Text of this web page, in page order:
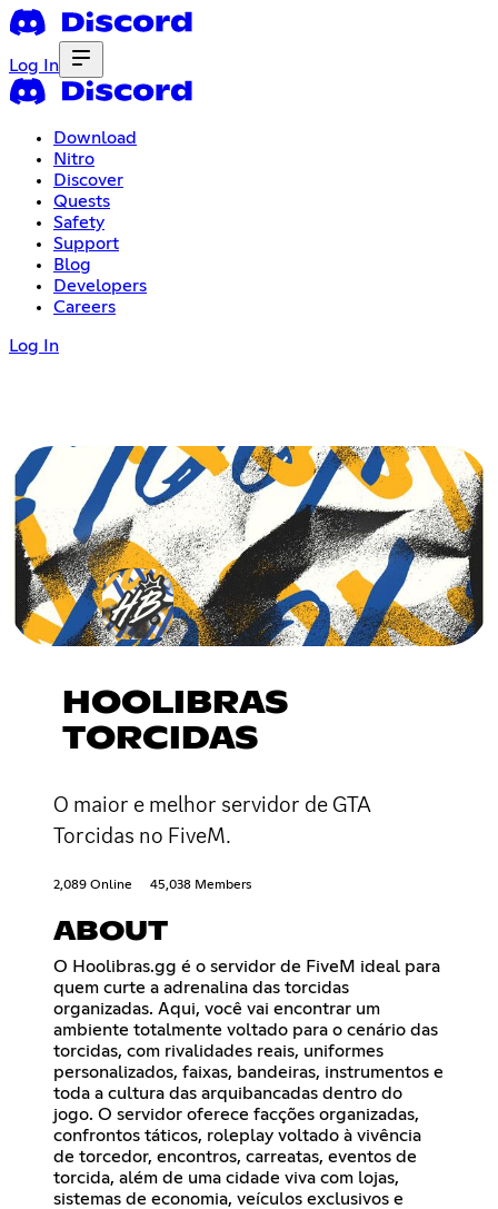
Log In
Download
Nitro
Discover
Quests
Safety
Support
Blog
Developers
Careers
Log In
HOOLIBRAS
TORCIDAS
O maior e melhor servidor de GTA
Torcidas no FiveM.
2,089 Online 45,038 Members
ABOUT
O Hoolibras.gg é o servidor de FiveM ideal para
quem curte a adrenalina das torcidas
organizadas. Aqui, você vai encontrar um
ambiente totalmente voltado para o cenário das
torcidas, com rivalidades reais, uniformes
personalizados, faixas, bandeiras, instrumentos e
toda a cultura das arquibancadas dentro do
jogo. O servidor oferece facções organizadas,
confrontos táticos, roleplay voltado à vivência
de torcedor, encontros, carreatas, eventos de
torcida, além de uma cidade viva com lojas,
sistemas de economia, veículos exclusivos e